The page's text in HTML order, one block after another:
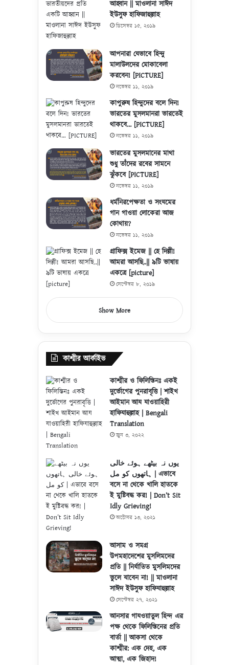
আহ্বান || মাওলানা সাঈদ
ইউসুফ হাফিজাহুল্লাহ
ডিসেম্বর ১৫, ২০১৯
আপনারা যেভাবে হিন্দু
মালাউলদের মোকাবেলা
করবেন! [PICTURE]
নভেম্বর ১১, ২০১৯
কাপুরুষ হিন্দুদের বলে দিন!
ভারতের মুসলমানরা ভারতেই
থাকবে… [PICTURE]
নভেম্বর ১১, ২০১৯
ভারতের মুসলমানের মাথা
শুধু তাঁদের রবের সামনে
ঝুঁকবে [PICTURE]
নভেম্বর ১১, ২০১৯
ধর্মনিরপেক্ষতা ও সংযমের
গান গাওয়া লোকেরা আজ
কোথায়?
নভেম্বর ১১, ২০১৯
গ্রাফিক্স ইমেজ || হে দিল্লী!
আমরা আসছি..|| ৯টি ভাষায়
একত্রে [picture]
সেপ্টেম্বর ৮, ২০১৯
Show More
কাশ্মীর আর্কাইভ
কাশ্মীর ও ফিলিস্তিনঃ একই
দুর্ভোগের পুনরাবৃত্তি | শাইখ
আইমান আয যাওয়াহিরী
হাফিযাহুল্লাহ | Bengali
Translation
জুন ৩, ২০২২
یوں نہ بیٹھے ہوئے خالی
ہاتھوں کو مل | এভাবে
বসে না থেকে খালি হাতকে
ই মুষ্টিবদ্ধ কর! | Don’t Sit
Idly Grieving!
অক্টোবর ১৩, ২০২১
আসাম ও সমগ্র
উপমহাদেশের মুসলিমদের
প্রতি || নির্যাতিত মুসলিমদের
ভুলে যাবেন না! || মাওলানা
সাঈদ ইউসুফ হাফিযাহুল্লাহ
সেপ্টেম্বর ২৭, ২০২১
আনসার গাযওয়াতুল হিন্দ এর
পক্ষ থেকে ফিলিস্তিনের প্রতি
বার্তা || আকসা থেকে
কাশ্মীর: এক দেহ, এক
আত্মা, এক জিহাদ!